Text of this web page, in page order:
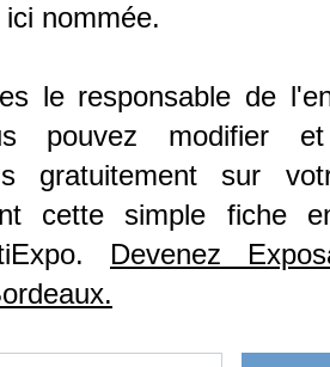
nommée.
le responsable de
pouvez modifier
gratuitement sur
cette simple fiche
Devenez